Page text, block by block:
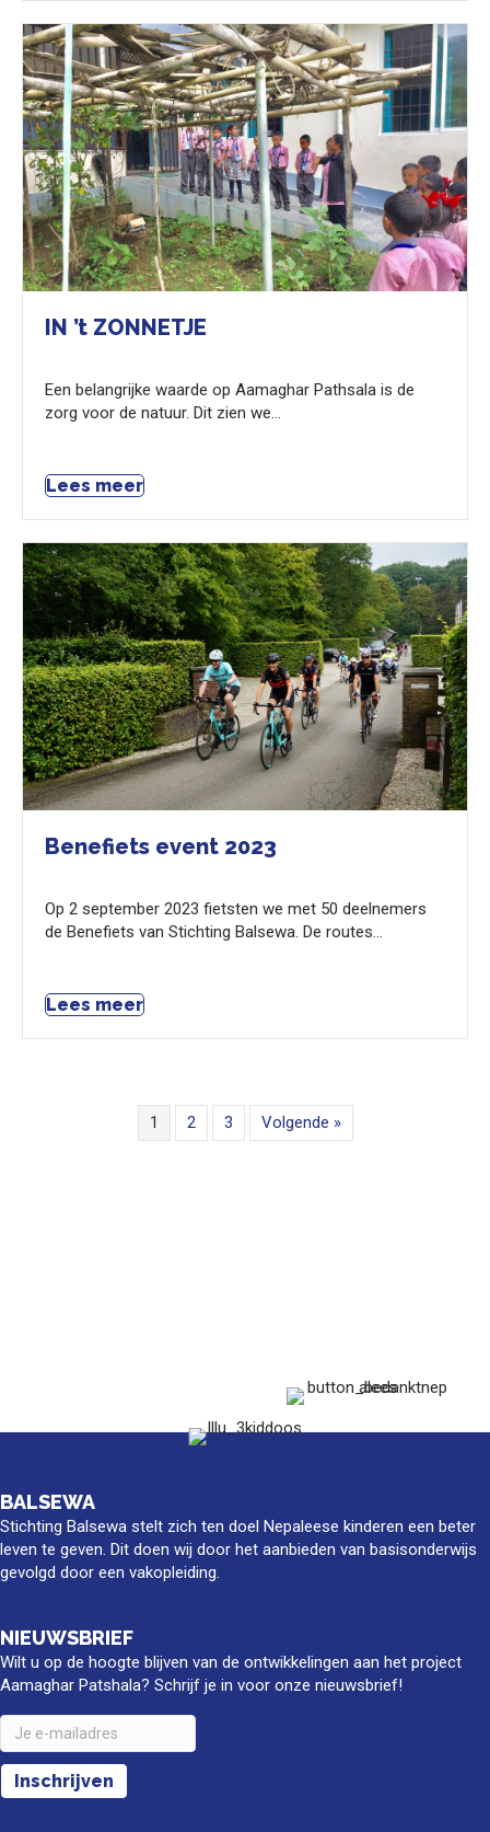
IN ’t ZONNETJE
Een belangrijke waarde op Aamaghar Pathsala is de
zorg voor de natuur. Dit zien we…
Lees meer
Benefiets event 2023
Op 2 september 2023 fietsten we met 50 deelnemers
de Benefiets van Stichting Balsewa. De routes…
Lees meer
1 2 3 Volgende »
BALSEWA
Stichting Balsewa stelt zich ten doel Nepaleese kinderen een beter
leven te geven. Dit doen wij door het aanbieden van basisonderwijs
gevolgd door een vakopleiding.
NIEUWSBRIEF
Wilt u op de hoogte blijven van de ontwikkelingen aan het project
Aamaghar Patshala? Schrijf je in voor onze nieuwsbrief!